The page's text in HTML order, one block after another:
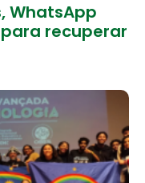
WhatsApp
recuperar